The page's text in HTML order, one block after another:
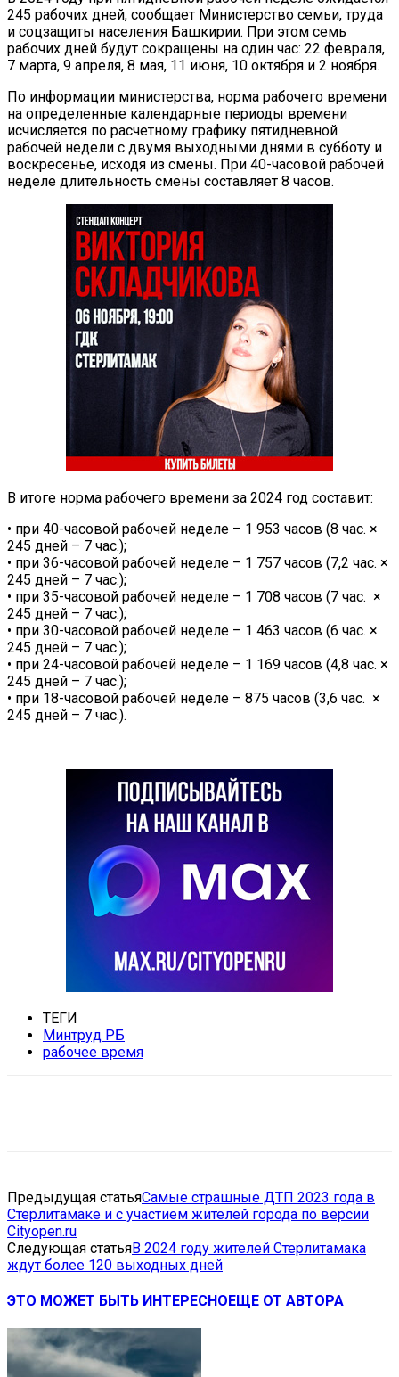
245 рабочих дней, сообщает Министерство семьи, труда
и соцзащиты населения Башкирии. При этом семь
рабочих дней будут сокращены на один час: 22 февраля,
7 марта, 9 апреля, 8 мая, 11 июня, 10 октября и 2 ноября.
По информации министерства, норма рабочего времени
на определенные календарные периоды времени
исчисляется по расчетному графику пятидневной
рабочей недели с двумя выходными днями в субботу и
воскресенье, исходя из смены. При 40-часовой рабочей
неделе длительность смены составляет 8 часов.
В итоге норма рабочего времени за 2024 год составит:
• при 40-часовой рабочей неделе – 1 953 часов (8 час. ×
245 дней – 7 час.);
• при 36-часовой рабочей неделе – 1 757 часов (7,2 час. ×
245 дней – 7 час.);
• при 35-часовой рабочей неделе – 1 708 часов (7 час. ×
245 дней – 7 час.);
• при 30-часовой рабочей неделе – 1 463 часов (6 час. ×
245 дней – 7 час.);
• при 24-часовой рабочей неделе – 1 169 часов (4,8 час. ×
245 дней – 7 час.);
• при 18-часовой рабочей неделе – 875 часов (3,6 час. ×
245 дней – 7 час.).
ТЕГИ
Минтруд РБ
рабочее время
Предыдущая статьяСамые страшные ДТП 2023 года в
Стерлитамаке и с участием жителей города по версии
Cityopen.ru
Следующая статьяВ 2024 году жителей Стерлитамака
ждут более 120 выходных дней
ЭТО МОЖЕТ БЫТЬ ИНТЕРЕСНОЕЩЕ ОТ АВТОРА